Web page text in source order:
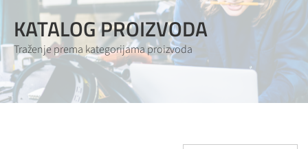
KATALOG PROIZVODA
Traženje prema kategorijama proizvoda